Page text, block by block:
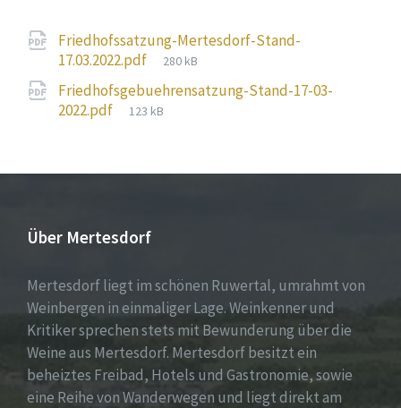
Friedhofssatzung-Mertesdorf-Stand-
17.03.2022.pdf
File
280 kB
Friedhofsgebuehrensatzung-Stand-17-03-
2022.pdf
File
123 kB
Über Mertesdorf
Mertesdorf liegt im schönen Ruwertal, umrahmt von
Weinbergen in einmaliger Lage. Weinkenner und
Kritiker sprechen stets mit Bewunderung über die
Weine aus Mertesdorf. Mertesdorf besitzt ein
beheiztes Freibad, Hotels und Gastronomie, sowie
eine Reihe von Wanderwegen und liegt direkt am